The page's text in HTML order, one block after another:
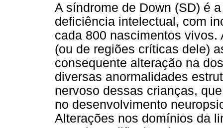
A síndrome de Down (SD) é
deficiência intelectual, com
cada 800 nascimentos vivos.
(ou de regiões críticas dele)
consequente alteração na
diversas anormalidades
nervoso dessas crianças,
no desenvolvimento
Alterações nos domínios da